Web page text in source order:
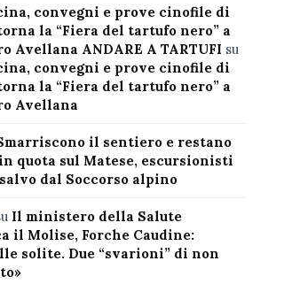
convegni e prove cinofile di
la “Fiera del tartufo nero” a
Avellana ANDARE A TARTUFI su
convegni e prove cinofile di
la “Fiera del tartufo nero” a
Avellana
il sentiero e restano
quota sul Matese, escursionisti
dal Soccorso alpino
Il ministero della Salute
il Molise, Forche Caudine:
solite. Due “svarioni” di non